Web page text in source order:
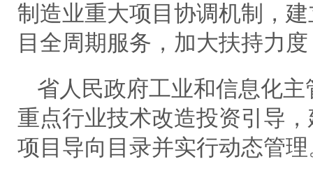
制造业重大项目协调机制，
目全周期服务，加大扶持力
省人民政府工业和信息化
重点行业技术改造投资引导
项目导向目录并实行动态管理